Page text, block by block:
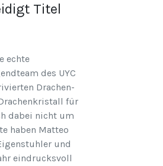
Titel
echte
des UYC
Drachen-
für
dabei nicht um
haben Matteo
und
eindrucksvoll